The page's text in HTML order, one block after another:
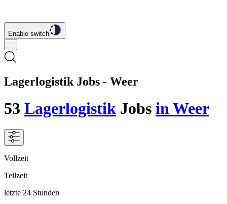
Enable switch
Lagerlogistik Jobs - Weer
53 Lagerlogistik Jobs in Weer
Vollzeit
Teilzeit
letzte 24 Stunden